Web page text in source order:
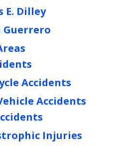
E. Dilley
Guerrero
Accidents
Accidents
Injuries